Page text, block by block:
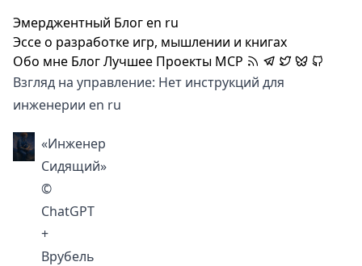
Эмерджентный Блогen ru
Эссе о разработке игр, мышлении и книгах
Обо мне БлогЛучшее Проекты MCP
Взгляд на управление: Нет инструкций для
инженерии en ru
«Инженер
Сидящий»
©
ChatGPT
+
Врубель